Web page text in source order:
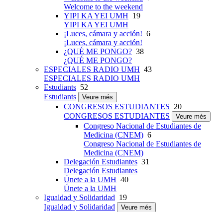
Welcome to the weekend
YIPI KA YEI UMH 19
YIPI KA YEI UMH
¡Luces, cámara y acción! 6
¡Luces, cámara y acción!
¿QUÉ ME PONGO? 38
¿QUÉ ME PONGO?
ESPECIALES RADIO UMH 43
ESPECIALES RADIO UMH
Estudiants 52
Estudiants
Veure més
CONGRESOS ESTUDIANTES 20
CONGRESOS ESTUDIANTES
Veure més
Congreso Nacional de Estudiantes de
Medicina (CNEM) 6
Congreso Nacional de Estudiantes de
Medicina (CNEM)
Delegación Estudiantes 31
Delegación Estudiantes
Únete a la UMH 40
Únete a la UMH
Igualdad y Solidaridad 19
Igualdad y Solidaridad
Veure més